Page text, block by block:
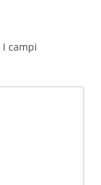
I campi